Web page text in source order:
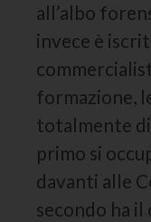
all’albo
invece è
formazione,
totalmente
primo si
davanti alle
secondo ha